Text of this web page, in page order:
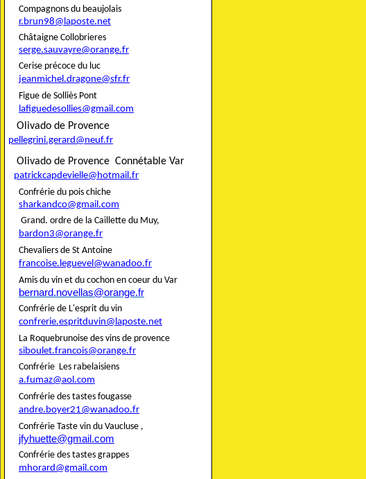
Compagnons du beaujolais
r.brun98@laposte.net
Châtaigne Collobrieres
serge.sauvayre@orange.fr
Cerise précoce du luc
jeanmichel.dragone@sfr.fr
Figue de Solliès Pont
lafiguedesollies@gmail.com
Olivado de Provence
pellegrini.gerard@neuf.fr
Olivado de Provence Connétable Var
patrickcapdevielle@hotmail.fr
Confrérie du pois chiche
sharkandco@gmail.com
Grand. ordre de la Caillette du Muy,
bardon3@orange.fr
Chevaliers de St Antoine
francoise.leguevel@wanadoo.fr
Amis du vin et du cochon en coeur du Var
bernard.novellas@orange.fr
Confrérie de L'esprit du vin
confrerie.espritduvin@laposte.net
La Roquebrunoise des vins de provence
siboulet.francois@orange.fr
Confrérie Les rabelaisiens
a.fumaz@aol.com
Confrérie des tastes fougasse
andre.boyer21@wanadoo.fr
Confrérie Taste vin du Vaucluse ,
jfyhuette@gmail.com
Confrérie des tastes grappes
mhorard@gmail.com